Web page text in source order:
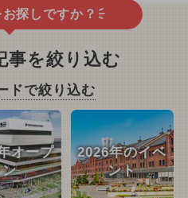
探しですか？
事を絞り込む
ドで絞り込む
オープ
ン
2026年のイベ
ント